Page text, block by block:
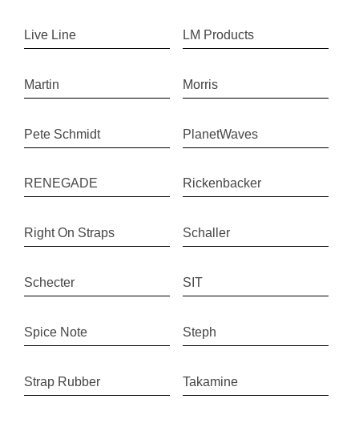
Live Line LM Products
Martin Morris
Pete Schmidt PlanetWaves
RENEGADE Rickenbacker
Right On Straps Schaller
Schecter SIT
Spice Note Steph
Strap Rubber Takamine